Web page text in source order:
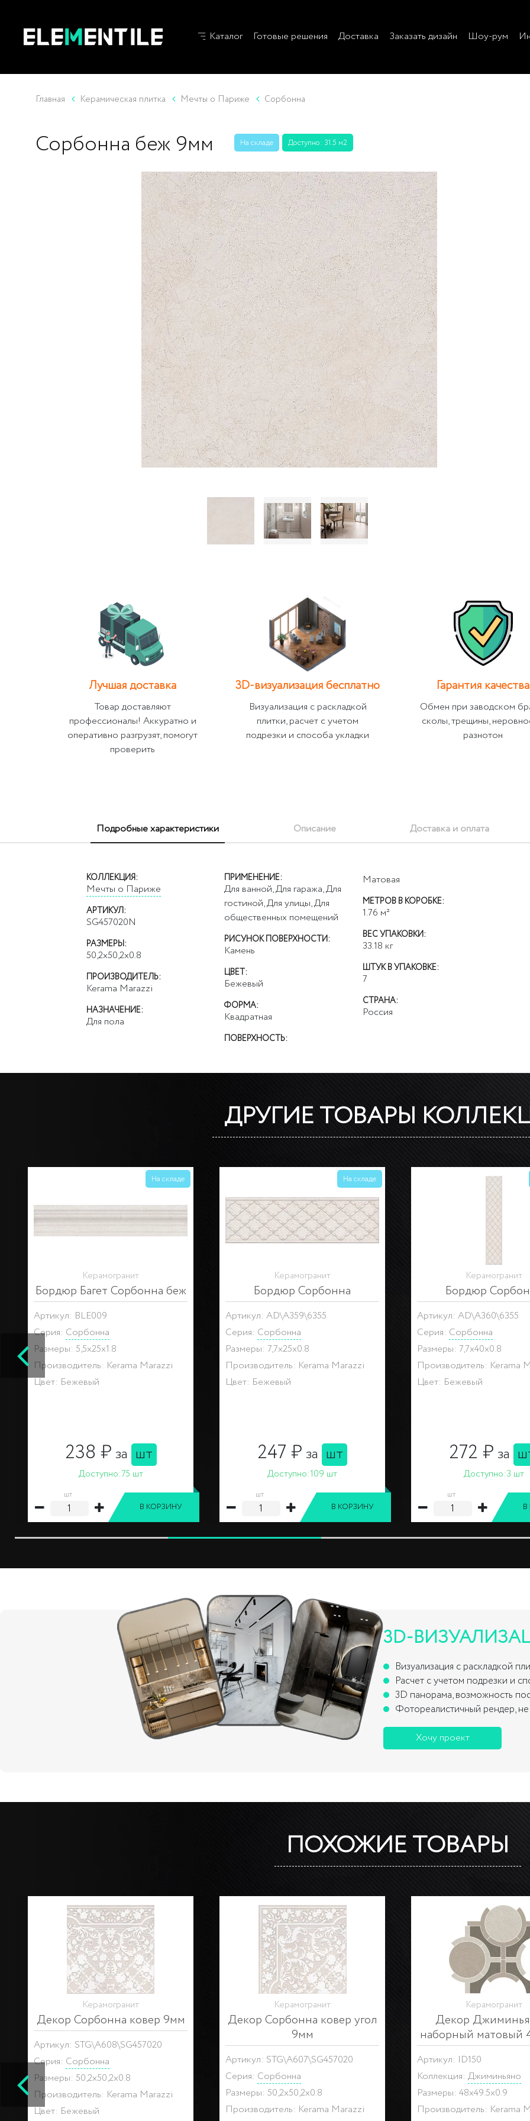
Каталог Готовые решения Доставка Заказать дизайн Шоу-рум
Главная Керамическая плитка Мечты о Париже Сорбонна
Сорбонна беж 9мм На складе Доступно: 31.5 м2
Лучшая доставка
Товар доставляют
профессионалы! Аккуратно и
оперативно разгрузят, помогут
проверить
3D-визуализация бесплатно
Визуализация с раскладкой
плитки, расчет с учетом
подрезки и способа укладки
Гарантия качества
Обмен при заводском
сколы, трещины,
разнотон
Подробные характеристики Описание Доставка и оплата
КОЛЛЕКЦИЯ:
Мечты о Париже
АРТИКУЛ:
SG457020N
РАЗМЕРЫ:
50,2x50,2x0.8
ПРОИЗВОДИТЕЛЬ:
Kerama Marazzi
НАЗНАЧЕНИЕ:
Для пола
ПРИМЕНЕНИЕ:
Для ванной, Для гаража, Для
гостиной, Для улицы, Для
общественных помещений
РИСУНОК ПОВЕРХНОСТИ:
Камень
ЦВЕТ:
Бежевый
ФОРМА:
Квадратная
ПОВЕРХНОСТЬ:
Матовая
МЕТРОВ В КОРОБКЕ:
1.76 м²
ВЕС УПАКОВКИ:
33.18 кг
ШТУК В УПАКОВКЕ:
7
СТРАНА:
Россия
ДРУГИЕ ТОВАРЫ
На складе
Керамогранит
Декор Сорбонна
Артикул: STG\A596\6355
Серия: Сорбонна
Размеры: 40x25x0.8
Производитель: Kerama Marazzi
Цвет: Бежевый
462 ₽за шт
Доступно:103 шт
шт
В КОРЗИНУ
На складе
Керамогранит
Плинтус Сорбонна беж
Артикул: FMB015
Серия: Сорбонна
Размеры: 25x15x1.5
Производитель: Kerama Marazzi
Цвет: Бежевый
483 ₽за шт
Доступно:28 шт
шт
В КОРЗИНУ
Керамогранит
Декор Сорбонна
Артикул: ID90
Серия: Сорбонна
Размеры: 40x25x0.8
Производитель: Kerama
Цвет: Бежевый
504 ₽за
Доступно:80 шт
шт
3D-
Визуализация с раскладкой
Расчет с учетом подрезки и
3D панорама, возможность
Фотореалистичный рендер, не
Хочу проект
ПОХОЖИЕ ТОВАРЫ
На складе
Керамогранит
Геркуланум беж 9мм
Артикул: SG455520N
Коллекция:Геркуланум
Размеры: 50.2x50.2x0.85
Производитель: Kerama Marazzi
Цвет: Бежевый
На складе
Керамогранит
Декор Сорбонна ковер
центр 9мм
Артикул: STG\A606\SG457020
Серия: Сорбонна
Размеры: 50,2x50,2x0.8
Производитель: Kerama Marazzi
Керамогранит
Декор Сорбонна
Артикул:
Серия:Сорбонна
Размеры: 50,2x50,2x0.8
Производитель: Kerama
Цвет: Бежевый